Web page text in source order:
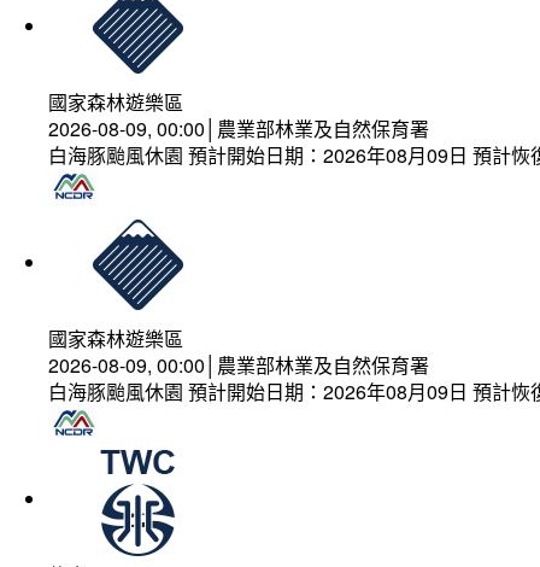
國家森林遊樂區
2026-08-09, 00:00│農業部林業及自然保育署
白海豚颱風休園 預計開始日期：2026年08月09日 預計
國家森林遊樂區
2026-08-09, 00:00│農業部林業及自然保育署
白海豚颱風休園 預計開始日期：2026年08月09日 預計